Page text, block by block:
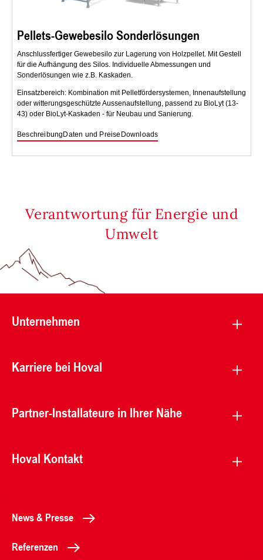
Pellets-Gewebesilo Sonderlösungen
Anschlussfertiger Gewebesilo zur Lagerung von Holzpellet. Mit Gestell
für die Aufhängung des Silos. Individuelle Abmessungen und
Sonderlösungen wie z.B. Kaskaden.
Einsatzbereich: Kombination mit Pelletfördersystemen, Innenaufstellung
oder witterungsgeschützte Aussenaufstellung, passend zu BioLyt (13-
43) oder BioLyt-Kaskaden - für Neubau und Sanierung.
BeschreibungDaten und Preise Downloads
Verantwortung für Energie und
Umwelt
Unternehmen
Karriere bei Hoval
Partner-Installateure in Ihrer Nähe
Hoval Kontakt
News & Presse
Referenzen